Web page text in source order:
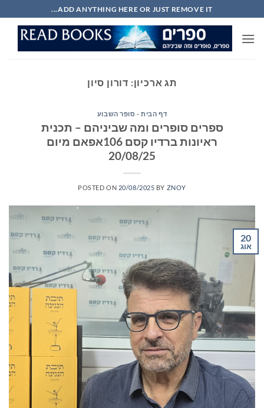
to
content
ADD ANYTHING HERE OR JUST REMOVE IT...
תג ארכיון: דורון סיון
דף הבית - סופר השבוע
ספרים סופרים ומה שביניהם – תכנית
ראיונות ברדיו קסם 106אפאם מיום
20/08/25
POSTED ON 20/08/2025 BY ZNOY
20
אוג